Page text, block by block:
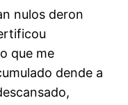
nulos deron
que me
dende a